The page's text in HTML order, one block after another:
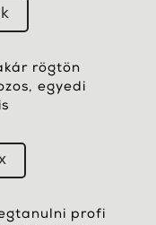
rögtön
egyedi
profi